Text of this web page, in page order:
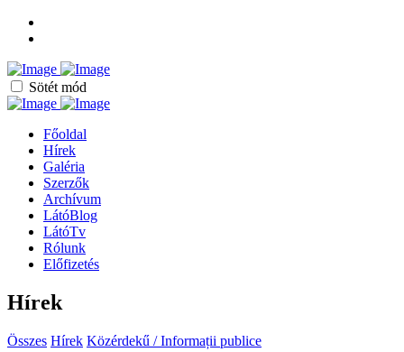
Sötét mód
Főoldal
Hírek
Galéria
Szerzők
Archívum
LátóBlog
LátóTv
Rólunk
Előfizetés
Hírek
Összes Hírek Közérdekű / Informații publice